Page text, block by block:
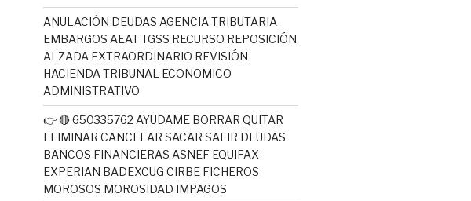
ANULACIÓN DEUDAS AGENCIA TRIBUTARIA
EMBARGOS AEAT TGSS RECURSO REPOSICIÓN
ALZADA EXTRAORDINARIO REVISIÓN
HACIENDA TRIBUNAL ECONOMICO
ADMINISTRATIVO
👉 🔴 650335762 AYUDAME BORRAR QUITAR
ELIMINAR CANCELAR SACAR SALIR DEUDAS
BANCOS FINANCIERAS ASNEF EQUIFAX
EXPERIAN BADEXCUG CIRBE FICHEROS
MOROSOS MOROSIDAD IMPAGOS